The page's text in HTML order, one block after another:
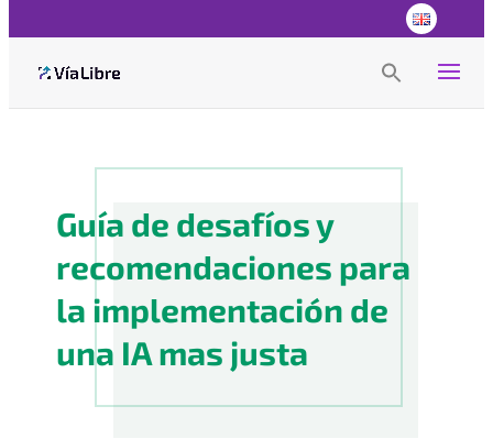
Search Button
Guía de desafíos y
recomendaciones para
la implementación de
una IA mas justa